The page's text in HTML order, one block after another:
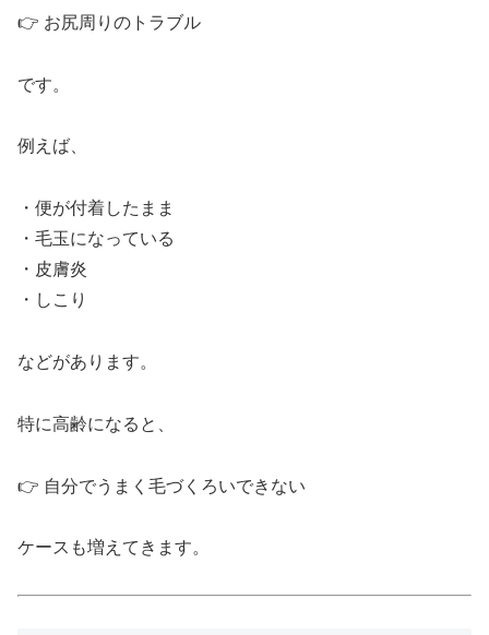
👉 お尻周りのトラブル
です。
例えば、
・便が付着したまま
・毛玉になっている
・皮膚炎
・しこり
などがあります。
特に高齢になると、
👉 自分でうまく毛づくろいできない
ケースも増えてきます。